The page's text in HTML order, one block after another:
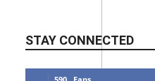
STAY CONNECTED